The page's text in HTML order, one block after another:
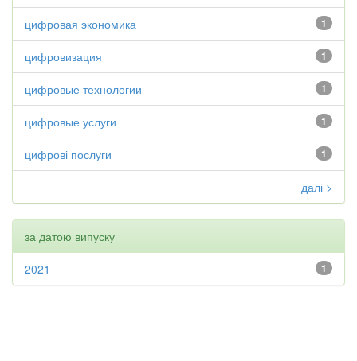
1
цифровая экономика
1
цифровизация
1
цифровые технологии
1
цифровые услуги
1
цифрові послуги
далі >
за датою випуску
1
2021